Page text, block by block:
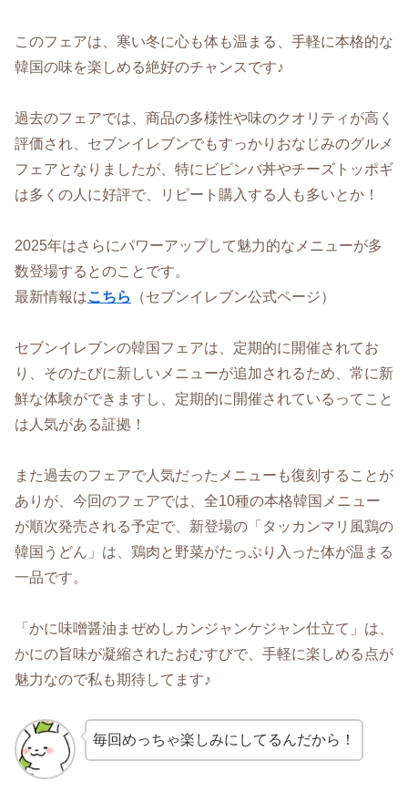
このフェアは、寒い冬に心も体も温まる、手軽に本格的な
韓国の味を楽しめる絶好のチャンスです♪
過去のフェアでは、商品の多様性や味のクオリティが高く
評価され、セブンイレブンでもすっかりおなじみのグルメ
フェアとなりましたが、特にビビンバ丼やチーズトッポギ
は多くの人に好評で、リピート購入する人も多いとか！
2025年はさらにパワーアップして魅力的なメニューが多
数登場するとのことです。
最新情報はこちら （セブンイレブン公式ページ）
セブンイレブンの韓国フェアは、定期的に開催されてお
り、そのたびに新しいメニューが追加されるため、常に新
鮮な体験ができますし、定期的に開催されているってこと
は人気がある証拠！
また過去のフェアで人気だったメニューも復刻することが
ありが、今回のフェアでは、全10種の本格韓国メニュー
が順次発売される予定で、新登場の「タッカンマリ風鶏の
韓国うどん」は、鶏肉と野菜がたっぷり入った体が温まる
一品です。
「かに味噌醤油まぜめしカンジャンケジャン仕立て」は、
かにの旨味が凝縮されたおむすびで、手軽に楽しめる点が
魅力なので私も期待してます♪
毎回めっちゃ楽しみにしてるんだから！